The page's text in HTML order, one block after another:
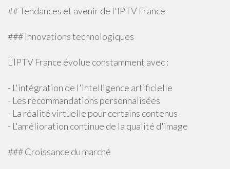
## Tendances et avenir de l'IPTV France
### Innovations technologiques
L'IPTV France évolue constamment avec :
- L'intégration de l'intelligence artificielle
- Les recommandations personnalisées
- La réalité virtuelle pour certains contenus
- L'amélioration continue de la qualité d'image
### Croissance du marché